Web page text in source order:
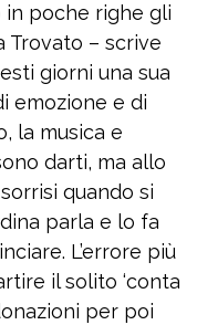
in poche righe gli
Trovato – scrive
giorni una sua
emozione e di
la musica e
darti, ma allo
quando si
parla e lo fa
L’errore più
il solito ‘conta
per poi